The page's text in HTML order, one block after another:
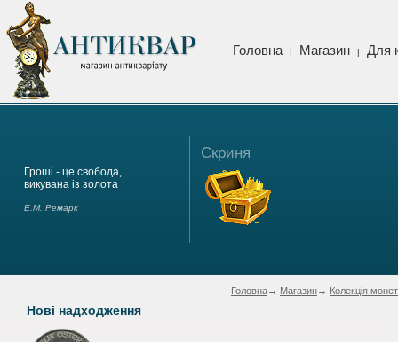
Головна | Магазин | Для
Гроші - це свобода,
викувана із золота
Е.М. Ремарк
Скриня
Нові надходження
Головна→ Магазин→ Колекція монет